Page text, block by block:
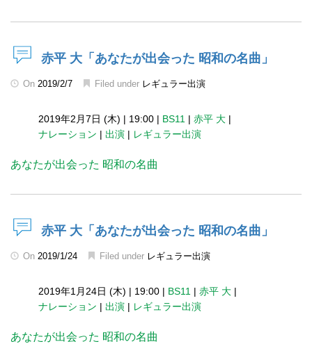
赤平 大「あなたが出会った 昭和の名曲」
On 2019/2/7 Filed under レギュラー出演
2019年2月7日 (木) | 19:00 | BS11 | 赤平 大 |
ナレーション | 出演 | レギュラー出演
あなたが出会った 昭和の名曲
赤平 大「あなたが出会った 昭和の名曲」
On 2019/1/24 Filed under レギュラー出演
2019年1月24日 (木) | 19:00 | BS11 | 赤平 大 |
ナレーション | 出演 | レギュラー出演
あなたが出会った 昭和の名曲